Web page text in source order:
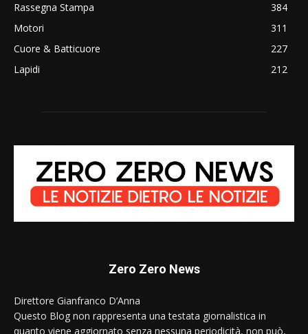
Rassegna Stampa
384
Motori
311
Cuore & Batticuore
227
Lapidi
212
Zero Zero News
Direttore Gianfranco D’Anna
Questo Blog non rappresenta una testata giornalistica in
quanto viene aggiornato senza nessuna periodicità, non può,